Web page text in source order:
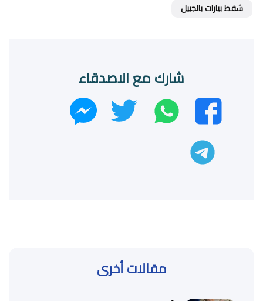
شفط بيارات بالجبيل
شارك مع الاصدقاء
فيسبوك
واتساب تويتر
مقالات أخرى